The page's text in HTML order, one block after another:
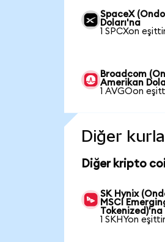
SpaceX
Doları'na
1 SPCXon
Broadcom
Amerikan
1 AVGOon
Diğer
Diğer kripto
SK Hynix
MSCI
Tokenized)'na
1 SKHYon